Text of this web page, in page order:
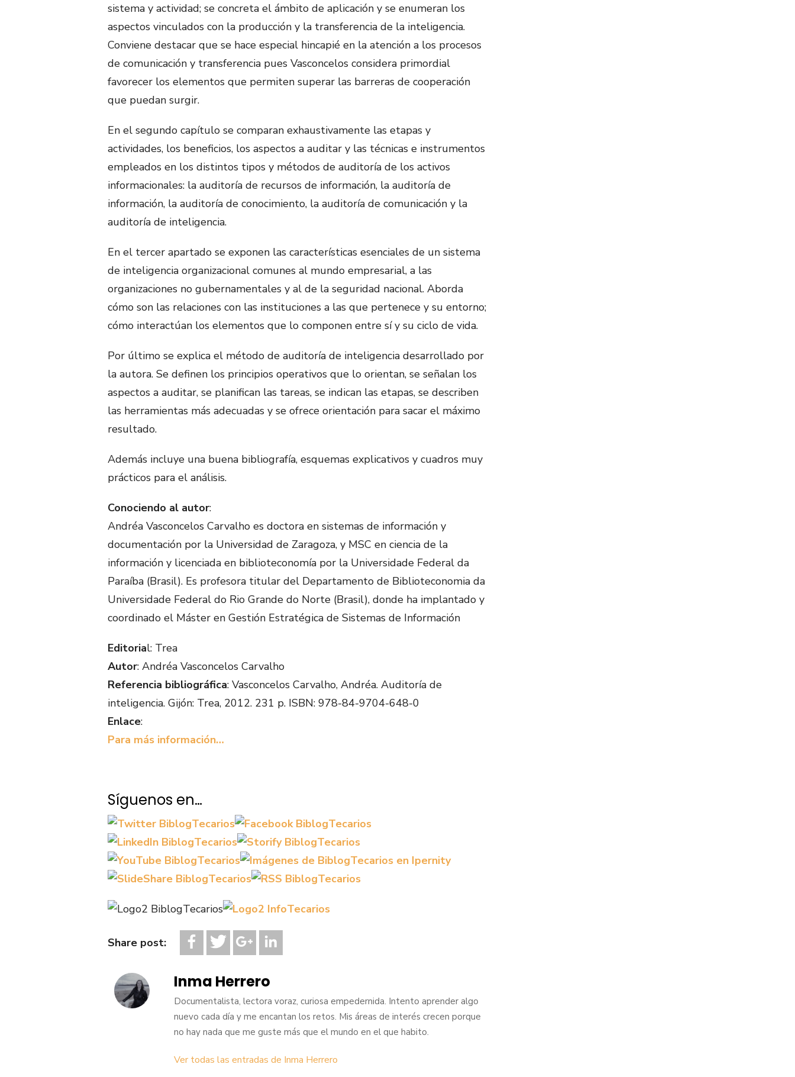
sistema y actividad; se concreta el ámbito de aplicación y se enumeran los
aspectos vinculados con la producción y la transferencia de la inteligencia.
Conviene destacar que se hace especial hincapié en la atención a los procesos
de comunicación y transferencia pues Vasconcelos considera primordial
favorecer los elementos que permiten superar las barreras de cooperación
que puedan surgir.
En el segundo capítulo se comparan exhaustivamente las etapas y
actividades, los beneficios, los aspectos a auditar y las técnicas e instrumentos
empleados en los distintos tipos y métodos de auditoría de los activos
informacionales: la auditoría de recursos de información, la auditoría de
información, la auditoría de conocimiento, la auditoría de comunicación y la
auditoría de inteligencia.
En el tercer apartado se exponen las características esenciales de un sistema
de inteligencia organizacional comunes al mundo empresarial, a las
organizaciones no gubernamentales y al de la seguridad nacional. Aborda
cómo son las relaciones con las instituciones a las que pertenece y su entorno;
cómo interactúan los elementos que lo componen entre sí y su ciclo de vida.
Por último se explica el método de auditoría de inteligencia desarrollado por
la autora. Se definen los principios operativos que lo orientan, se señalan los
aspectos a auditar, se planifican las tareas, se indican las etapas, se describen
las herramientas más adecuadas y se ofrece orientación para sacar el máximo
resultado.
Además incluye una buena bibliografía, esquemas explicativos y cuadros muy
prácticos para el análisis.
Conociendo al autor:
Andréa Vasconcelos Carvalho es doctora en sistemas de información y
documentación por la Universidad de Zaragoza, y MSC en ciencia de la
información y licenciada en biblioteconomía por la Universidade Federal da
Paraíba (Brasil). Es profesora titular del Departamento de Biblioteconomia da
Universidade Federal do Rio Grande do Norte (Brasil), donde ha implantado y
coordinado el Máster en Gestión Estratégica de Sistemas de Información
Editorial: Trea
Autor: Andréa Vasconcelos Carvalho
Referencia bibliográfica: Vasconcelos Carvalho, Andréa. Auditoría de
inteligencia. Gijón: Trea, 2012. 231 p. ISBN: 978-84-9704-648-0
Enlace:
Para más información…
Síguenos en…
Share post:
Inma Herrero
Documentalista, lectora voraz, curiosa empedernida. Intento aprender algo
nuevo cada día y me encantan los retos. Mis áreas de interés crecen porque
no hay nada que me guste más que el mundo en el que habito.
Ver todas las entradas de Inma Herrero